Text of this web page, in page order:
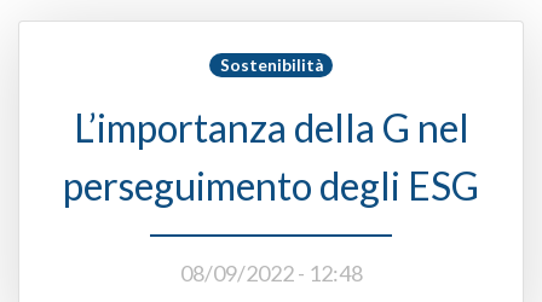
Sostenibilità
L’importanza della G nel
perseguimento degli ESG
08/09/2022 - 12:48